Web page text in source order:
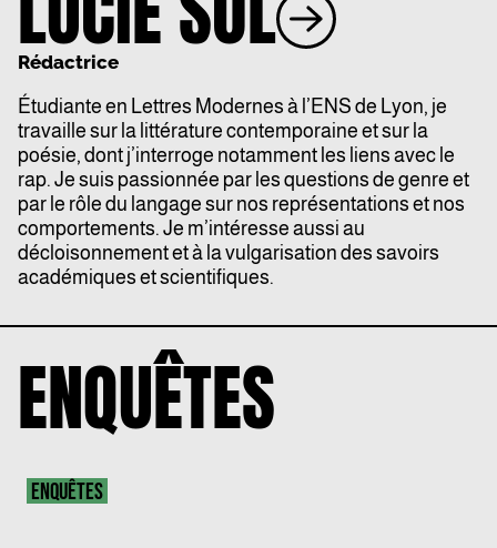
Rédactrice
Étudiante en Lettres Modernes à l’ENS de Lyon, je
travaille sur la littérature contemporaine et sur la
poésie, dont j’interroge notamment les liens avec le
rap. Je suis passionnée par les questions de genre et
par le rôle du langage sur nos représentations et nos
comportements. Je m’intéresse aussi au
décloisonnement et à la vulgarisation des savoirs
académiques et scientifiques.
ENQUÊTES
ENQUÊTES